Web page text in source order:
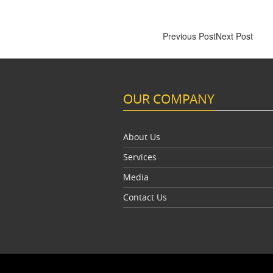
Previous PostNext Post
OUR COMPANY
About Us
Services
Media
Contact Us